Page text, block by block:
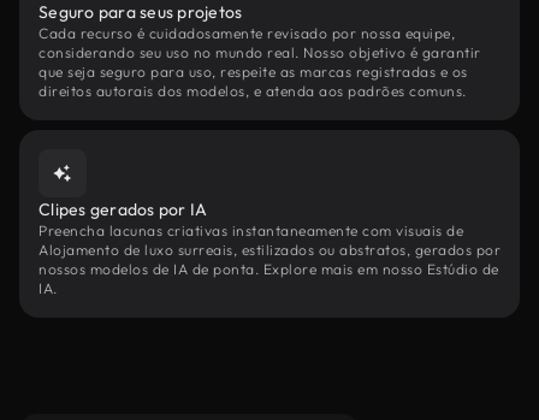
Seguro para seus projetos
Cada recurso é cuidadosamente revisado por nossa equipe,
considerando seu uso no mundo real. Nosso objetivo é garantir
que seja seguro para uso, respeite as marcas registradas e os
direitos autorais dos modelos, e atenda aos padrões comuns.
Clipes gerados por IA
Preencha lacunas criativas instantaneamente com visuais de
Alojamento de luxo surreais, estilizados ou abstratos, gerados por
nossos modelos de IA de ponta. Explore mais em nosso Estúdio de
IA.